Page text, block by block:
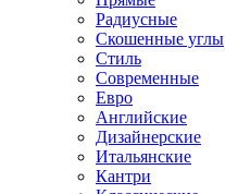
Радиусные
Скошенные углы
Стиль
Современные
Евро
Английские
Дизайнерские
Итальянские
Кантри